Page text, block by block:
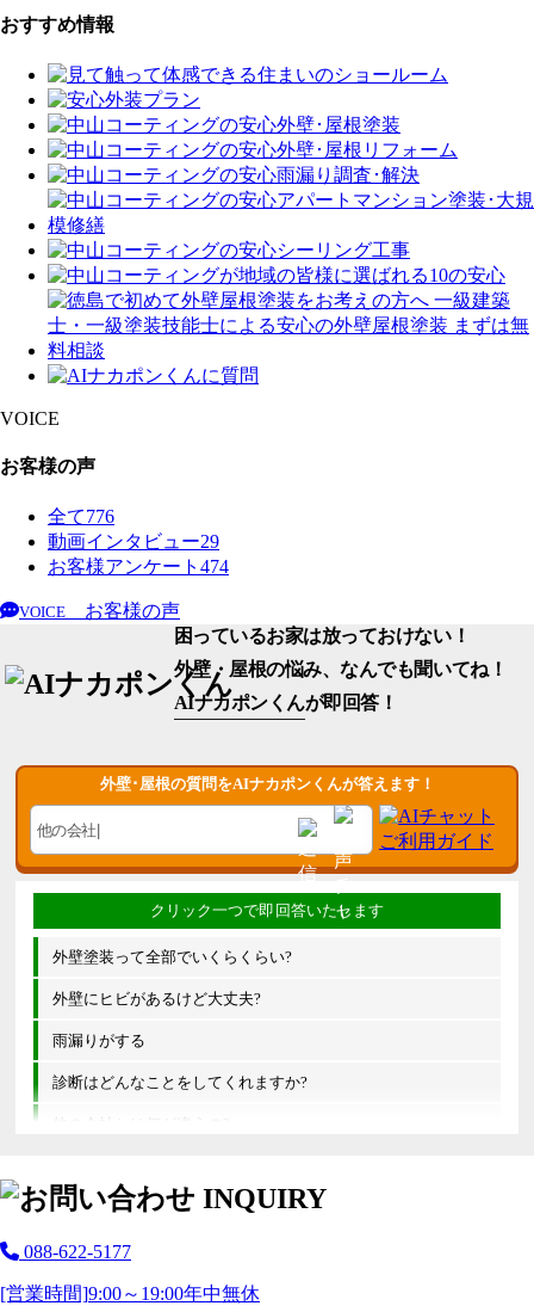
おすすめ情報
VOICE
お客様の声
全て776
動画インタビュー29
お客様アンケート 474
VOICE
お客様の声
困っているお家は放っておけない！
外壁・屋根の悩み、なんでも聞いてね！
AIナカポンくんが即回答！
外壁･屋根の質問をAIナカポンくんが答えます！
外壁塗装って全部でいくらくらい?
外壁にヒビがあるけど大丈夫?
雨漏りがする
診断はどんなことをしてくれますか?
他の会社とは何が違うの?
088-622-5177
[営業時間]9:00～19:00年中無休